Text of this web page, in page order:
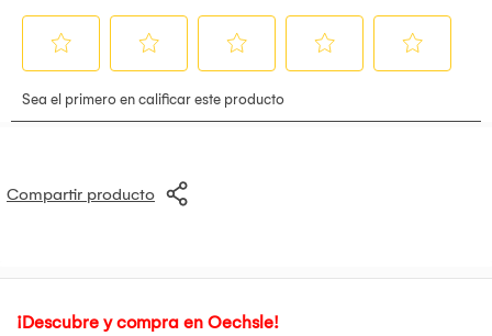
para imprimir tu foto. Incluso hay un espejo selfie integrado
para tomar un selfie. Pack de Películas diseñado para todos
los modelos de la línea Instax Mini - Fotos que capturan el
camara a todos lados , tendras la única oportunidad de
capturar los mejores momentos.
Compartir producto
¡Descubre y compra en Oechsle!